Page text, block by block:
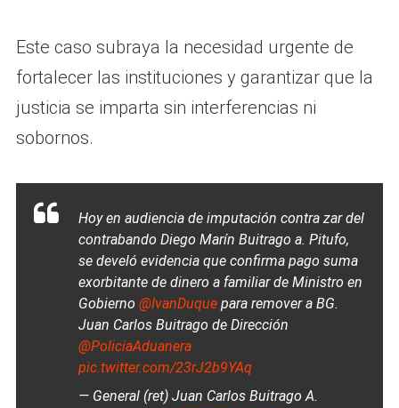
Este caso subraya la necesidad urgente de
fortalecer las instituciones y garantizar que la
justicia se imparta sin interferencias ni
sobornos.
Hoy en audiencia de imputación contra zar del
contrabando Diego Marín Buitrago a. Pitufo,
se develó evidencia que confirma pago suma
exorbitante de dinero a familiar de Ministro en
Gobierno @IvanDuquepara remover a BG.
Juan Carlos Buitrago de Dirección
@PoliciaAduanera
pic.twitter.com/23rJ2b9YAq
— General (ret) Juan Carlos Buitrago A.